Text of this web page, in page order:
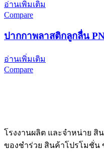
อ่านเพิ่มเติม
Compare
ปากกาพลาสติกลูกลื่น
อ่านเพิ่มเติม
Compare
โรงงานผลิต และจำหน่าย
ของชำร่วย สินค้าโปรโมชั่น